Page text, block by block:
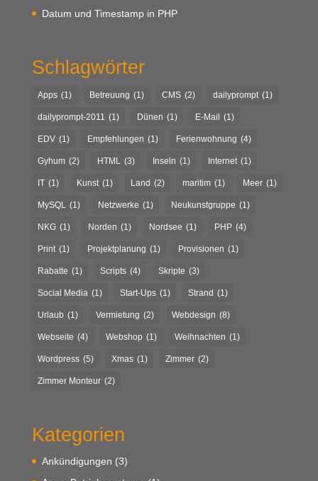
Datum und Timestamp in PHP
Schlagwörter
Apps (1) Betreuung (1) CMS (2) dailyprompt (1)
dailyprompt-2011 (1) Dünen (1) E-Mail (1)
EDV (1) Empfehlungen (1) Ferienwohnung (4)
Gyhum (2) HTML (3) Inseln (1) Internet (1)
IT (1) Kunst (1) Land (2) maritim (1) Meer (1)
MySQL (1) Netzwerke (1) Neukunstgruppe (1)
NKG (1) Norden (1) Nordsee (1) PHP (4)
Print (1) Projektplanung (1) Provisionen (1)
Rabatte (1) Scripts (4) Skripte (3)
Social Media (1) Start-Ups (1) Strand (1)
Urlaub (1) Vermietung (2) Webdesign (8)
Webseite (4) Webshop (1) Weihnachten (1)
Wordpress (5) Xmas (1) Zimmer (2)
Zimmer Monteur (2)
Kategorien
Ankündigungen (3)